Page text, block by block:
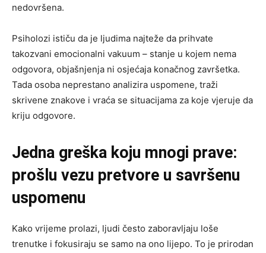
nedovršena.
Psiholozi ističu da je ljudima najteže da prihvate
takozvani emocionalni vakuum – stanje u kojem nema
odgovora, objašnjenja ni osjećaja konačnog završetka.
Tada osoba neprestano analizira uspomene, traži
skrivene znakove i vraća se situacijama za koje vjeruje da
kriju odgovore.
Jedna greška koju mnogi prave:
prošlu vezu pretvore u savršenu
uspomenu
Kako vrijeme prolazi, ljudi često zaboravljaju loše
trenutke i fokusiraju se samo na ono lijepo. To je prirodan